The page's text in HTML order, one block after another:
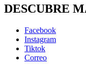
DESCUBRE
Facebook
Instagram
Tiktok
Correo